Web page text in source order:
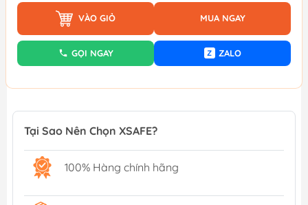
VÀO GIỎ MUA NGAY
GỌI NGAY Z ZALO
Tại Sao Nên Chọn XSAFE?
100% Hàng chính hãng